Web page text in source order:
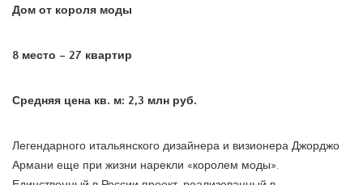
Дом от короля моды
8 место – 27 квартир
Средняя цена кв. м: 2,3 млн руб.
Легендарного итальянского дизайнера и визионера Джорджо
Армани еще при жизни нарекли «королем моды».